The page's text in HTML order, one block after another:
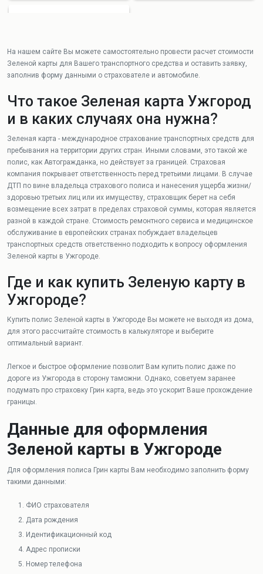
На нашем сайте Вы можете самостоятельно провести расчет стоимости
Зеленой карты для Вашего транспортного средства и оставить заявку,
заполнив форму данными о страхователе и автомобиле.
Что такое Зеленая карта Ужгород
и в каких случаях она нужна?
Зеленая карта - международное страхование транспортных средств для
пребывания на территории других стран. Иными словами, это такой же
полис, как Автогражданка, но действует за границей. Страховая
компания покрывает ответственность перед третьими лицами. В случае
ДТП по вине владельца страхового полиса и нанесения ущерба жизни/
здоровью третьих лиц или их имуществу, страховщик берет на себя
возмещение всех затрат в пределах страховой суммы, которая является
разной в каждой стране. Стоимость ремонтного сервиса и медицинское
обслуживание в европейских странах побуждает владельцев
транспортных средств ответственно подходить к вопросу оформления
Зеленой карты в Ужгороде.
Где и как купить Зеленую карту в
Ужгороде?
Купить полис Зеленой карты в Ужгороде Вы можете не выходя из дома,
для этого рассчитайте стоимость в калькуляторе и выберите
оптимальный вариант.
Легкое и быстрое оформление позволит Вам купить полис даже по
дороге из Ужгорода в сторону таможни. Однако, советуем заранее
подумать про страховку Грин карта, ведь это ускорит Ваше прохождение
границы.
Данные для оформления
Зеленой карты в Ужгороде
Для оформления полиса Грин карты Вам необходимо заполнить форму
такими данными:
ФИО страхователя
Дата рождения
Идентификационный код
Адрес прописки
Номер телефона